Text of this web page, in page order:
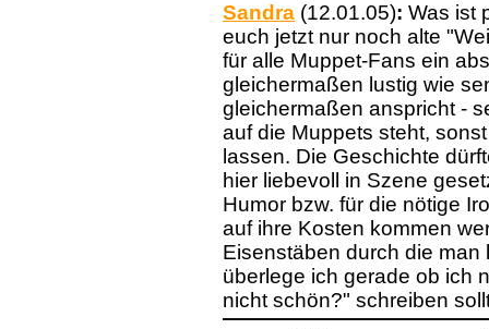
Sandra (12.01.05): Was ist
euch jetzt nur noch alte
für alle Muppet-Fans ein
gleichermaßen lustig wie
gleichermaßen anspricht -
auf die Muppets steht,
lassen. Die Geschichte
hier liebevoll in Szene
Humor bzw. für die nötige
auf ihre Kosten kommen
Eisenstäben durch die
überlege ich gerade ob ich
nicht schön?" schreiben